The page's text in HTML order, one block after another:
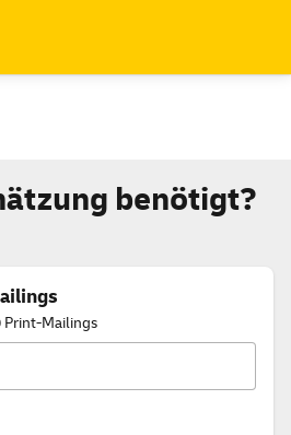
benötigt?
Print-Mailings